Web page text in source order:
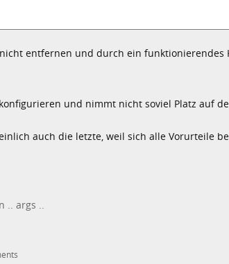
entfernen und durch ein funktionierendes
und nimmt nicht soviel Platz auf
auch die letzte, weil sich alle Vorurteile
.. args ..